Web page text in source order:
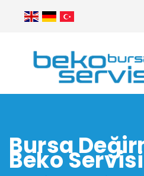
Bursa
Beko Servisi